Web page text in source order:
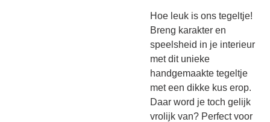
Hoe leuk is ons tegeltje!
Breng karakter en
speelsheid in je interieur
met dit unieke
handgemaakte tegeltje
met een dikke kus erop.
Daar word je toch gelijk
vrolijk van? Perfect voor